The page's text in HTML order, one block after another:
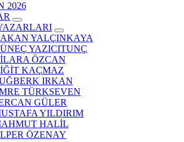
2026
YALÇINKAYA
YAZICITUNÇ
ÖZCAN
KAÇMAZ
IRKAN
TÜRKSEVEN
GÜLER
YILDIRIM
HALİL
ÖZENAY